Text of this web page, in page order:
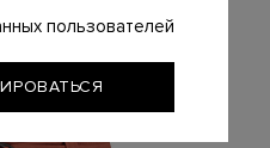
пользователей